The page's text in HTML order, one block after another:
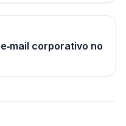
corporativo no